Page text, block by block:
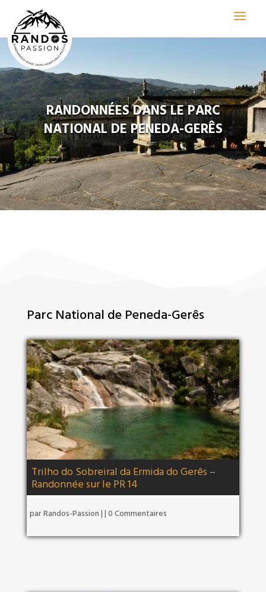
RANDONNÉES DANS LE PARC
NATIONAL DE PENEDA-GERÊS
Parc National de Peneda-Gerês
Trilho do Sobreiral da Ermida do Gerês –
Randonnée sur le PR 14
parRandos-Passion | | 0 Commentaires